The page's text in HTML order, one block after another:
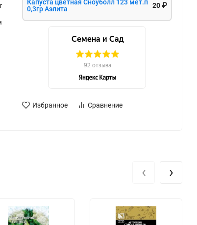
Капуста цветная Сноуболл 123 мет.п
0,3гр Аэлита
20 ₽
Избранное Сравнение
‹ ›